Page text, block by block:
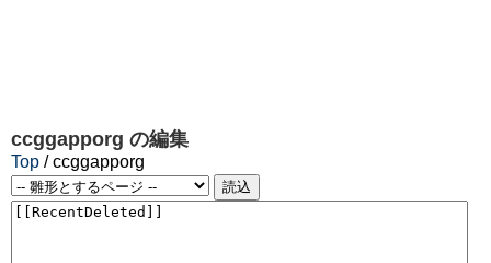
ccggapporg の編集
Top / ccggapporg